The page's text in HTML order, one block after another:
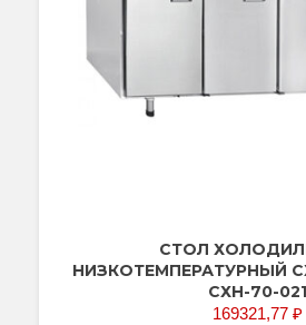
СТОЛ
НИЗКОТЕМПЕРАТУРНЫЙ
СХН-70-021
169321,77 ₽